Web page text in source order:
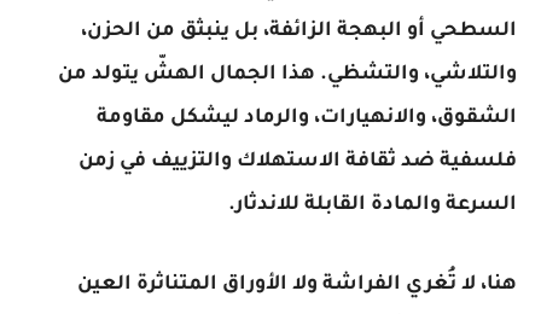
السطحي أو البهجة الزائفة، بل ينبثق من الحزن،
والتلاشي، والتشظي. هذا الجمال الهشّ يتولد من
الشقوق، والانهيارات، والرماد ليشكل مقاومة
فلسفية ضد ثقافة الاستهلاك والتزييف في زمن
السرعة والمادة القابلة للاندثار.
هنا، لا تُغري الفراشة ولا الأوراق المتناثرة العين